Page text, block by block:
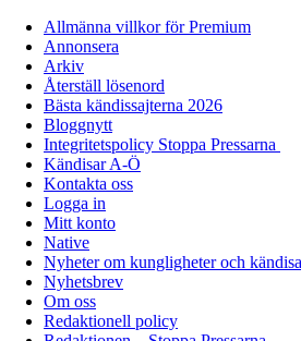
Allmänna villkor för Premium
Annonsera
Arkiv
Återställ lösenord
Bästa kändissajterna 2026
Bloggnytt
Integritetspolicy Stoppa Pressarna
Kändisar A-Ö
Kontakta oss
Logga in
Mitt konto
Native
Nyheter om kungligheter och
Nyhetsbrev
Om oss
Redaktionell policy